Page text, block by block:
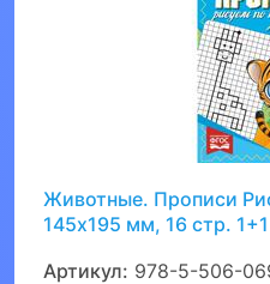
Животные. Прописи
145х195 мм, 16 стр.
Артикул: 978-5-506-